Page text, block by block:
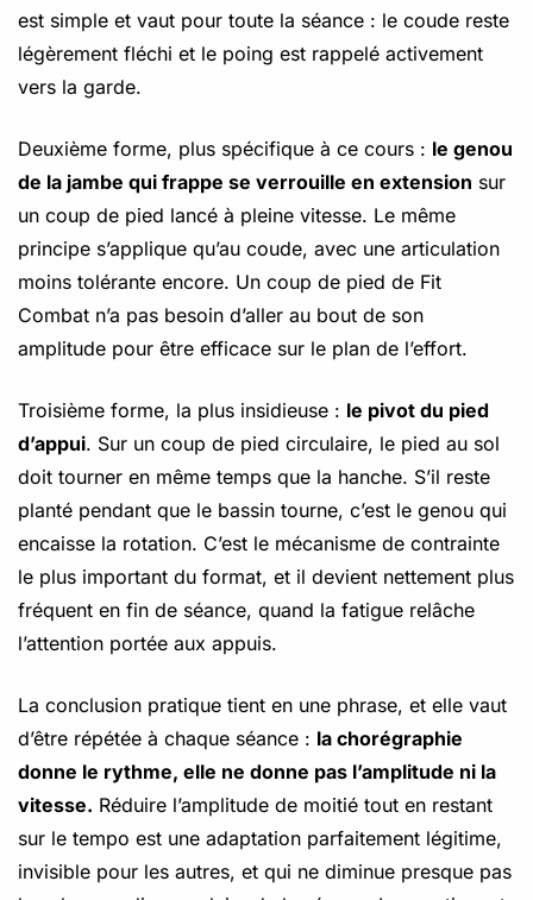
est simple et vaut pour toute la séance : le coude reste
légèrement fléchi et le poing est rappelé activement
vers la garde.
Deuxième forme, plus spécifique à ce cours : le genou
de la jambe qui frappe se verrouille en extension sur
un coup de pied lancé à pleine vitesse. Le même
principe s’applique qu’au coude, avec une articulation
moins tolérante encore. Un coup de pied de Fit
Combat n’a pas besoin d’aller au bout de son
amplitude pour être efficace sur le plan de l’effort.
Troisième forme, la plus insidieuse : le pivot du pied
d’appui. Sur un coup de pied circulaire, le pied au sol
doit tourner en même temps que la hanche. S’il reste
planté pendant que le bassin tourne, c’est le genou qui
encaisse la rotation. C’est le mécanisme de contrainte
le plus important du format, et il devient nettement plus
fréquent en fin de séance, quand la fatigue relâche
l’attention portée aux appuis.
La conclusion pratique tient en une phrase, et elle vaut
d’être répétée à chaque séance : la chorégraphie
donne le rythme, elle ne donne pas l’amplitude ni la
vitesse. Réduire l’amplitude de moitié tout en restant
sur le tempo est une adaptation parfaitement légitime,
invisible pour les autres, et qui ne diminue presque pas